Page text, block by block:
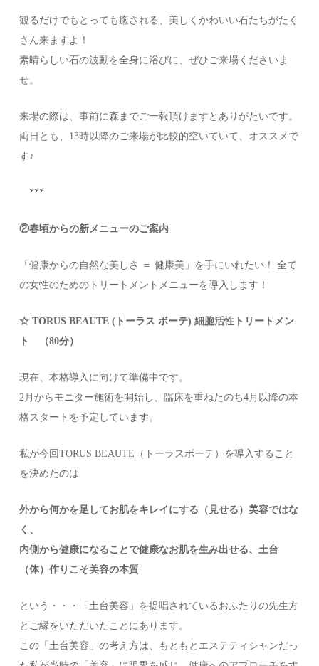
観るだけでもとっても癒される、美しくかわいい石たちがたく
さん来ますよ！
素晴らしい石の波動を全身に浴びに、ぜひご来場くださいま
せ。
来場の際は、事前に森までご一報頂けますとありがたいです。
両日とも、13時以降のご来場が比較的空いていて、オススメで
す♪
***
②春頃からの新メニューのご案内
「健康からの自然な美しさ ＝ 健康美」を手にいれたい！ 全て
の女性のためのトリートメントメニューを導入します！
☆ TORUS BEAUTE (トーラス ボーテ) 細胞活性トリートメン
ト （80分）
現在、本格導入に向けて準備中です。
2月からモニター施術を開始し、臨床を重ねたのち4月以降の本
格スタートを予定しています。
私が今回TORUS BEAUTE（トーラスボーテ）を導入すること
を決めたのは
外から何かを足してお肌をキレイにする（見せる）美容ではな
く、
内側から健康になることで健康なお肌を生み出せる、土台
（体）作りこそ美容の本質
という・・・「土台美容」を提唱されているおふたりの先生方
とご縁をいただいたことにあります。
この「土台美容」の考え方は、もともとエステティシャンだっ